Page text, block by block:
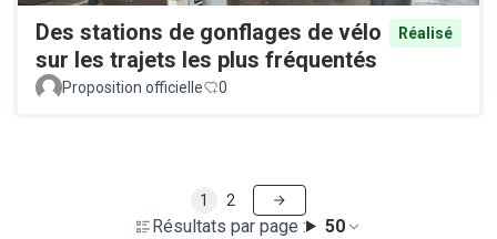
Des stations de gonflages de vélo
sur les trajets les plus fréquentés
Réalisé
Proposition officielle 0
Résultats par page : 50
1 2